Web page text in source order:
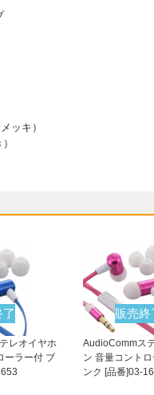
ッキ）
レオイヤホ
ーラー付 ブ
販売終
AudioCommス
ン 音量コント
ンク [品番]03-